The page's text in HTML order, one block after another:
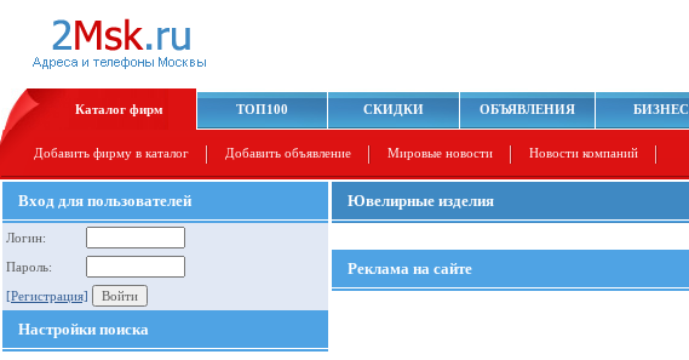
Каталог фирм ТОП100 СКИДКИ ОБЪЯВЛЕНИЯ БИЗНЕС
Добавить фирму в каталог Добавить объявление Мировые новости Новости компаний
Вход для пользователей
Логин:
Пароль:
[Регистрация]
Настройки поиска
Ювелирные изделия
Реклама на сайте